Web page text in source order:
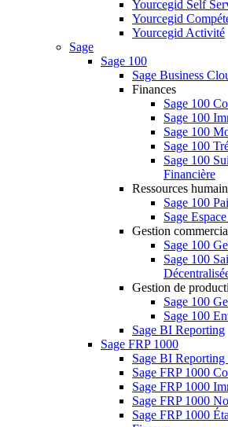
Yourcegid Self
Yourcegid
Yourcegid Activité
Sage
Sage 100
Sage Business
Finances
Sage 100
Sage 100
Sage 100
Sage 100
Sage 100
Financière
Ressources
Sage 100
Sage
Gestion
Sage 100
Sage 100
Gestion de
Sage 100
Sage 100
Sage BI Reporting
Sage FRP 1000
Sage BI Reporting
Sage FRP 1000
Sage FRP 1000
Sage FRP 1000
Sage FRP 1000